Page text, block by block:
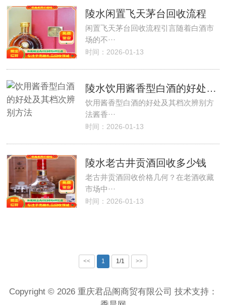
陵水闲置飞天茅台回收流程
闲置飞天茅台回收流程引言随着白酒市
场的不···
时间：2026-01-13
陵水饮用酱香型白酒的好处及其档次辨别方法
饮用酱香型白酒的好处及其档次辨别方
法酱香···
时间：2026-01-13
陵水老古井贡酒回收多少钱
老古井贡酒回收价格几何？在老酒收藏
市场中···
时间：2026-01-13
<< 1 1/1 >>
Copyright © 2026 重庆君品阁商贸有限公司 技术支持：